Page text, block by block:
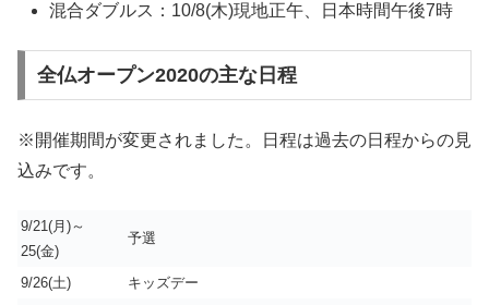
混合ダブルス：10/8(木)現地正午、日本時間午後7時
全仏オープン2020の主な日程
※開催期間が変更されました。日程は過去の日程からの見
込みです。
9/21(月)～
25(金)
予選
9/26(土)
キッズデー